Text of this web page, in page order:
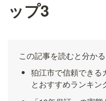
ップ3
この記事を読むと分か
狛江市で信頼できる
とおすすめランキン